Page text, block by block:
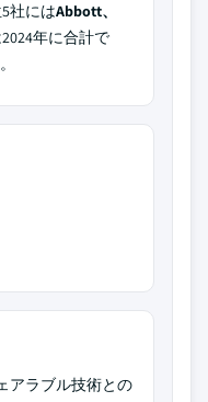
社にはAbbott、
年に合計で
アラブル技術との